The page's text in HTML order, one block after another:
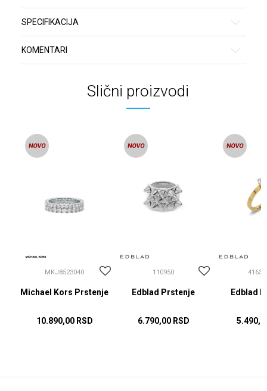
SPECIFIKACIJA
KOMENTARI
Slični proizvodi
MKJ8523040
Michael Kors Prstenje
10.890,00 RSD
110950
Edblad Prstenje
6.790,00 RSD
Edblad